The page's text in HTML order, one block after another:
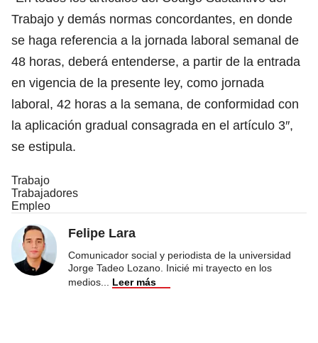
Trabajo y demás normas concordantes, en donde
se haga referencia a la jornada laboral semanal de
48 horas, deberá entenderse, a partir de la entrada
en vigencia de la presente ley, como jornada
laboral, 42 horas a la semana, de conformidad con
la aplicación gradual consagrada en el artículo 3″,
se estipula.
Trabajo
Trabajadores
Empleo
Felipe Lara
Comunicador social y periodista de la universidad
Jorge Tadeo Lozano. Inicié mi trayecto en los
medios
Leer más